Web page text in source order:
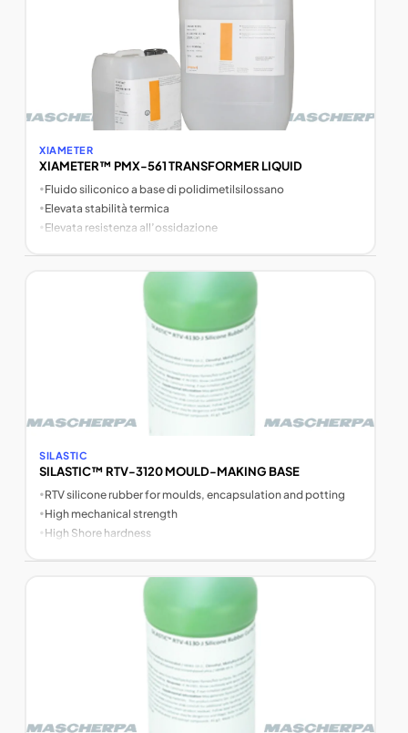
XIAMETER
XIAMETER™ PMX-561 TRANSFORMER LIQUID
•Fluido siliconico a base di polidimetilsilossano
•Elevata stabilità termica
• Elevata resistenza all’ossidazione
SILASTIC
SILASTIC™ RTV-3120 MOULD-MAKING BASE
•RTV silicone rubber for moulds, encapsulation and potting
•High mechanical strength
• High Shore hardness